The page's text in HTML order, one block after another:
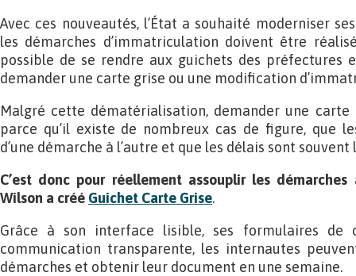
Avec ces nouveautés, l’État a souhaité moderniser
les démarches d’immatriculation doivent être
possible de se rendre aux guichets des préfectures
demander une carte grise ou une modification
Malgré cette dématérialisation, demander une carte
parce qu’il existe de nombreux cas de figure, que
d’une démarche à l’autre et que les délais sont souvent
C’est donc pour réellement assouplir les
Wilson a créé Guichet Carte Grise.
Grâce à son interface lisible, ses formulaires de
communication transparente, les internautes
démarches et obtenir leur document en une semaine.